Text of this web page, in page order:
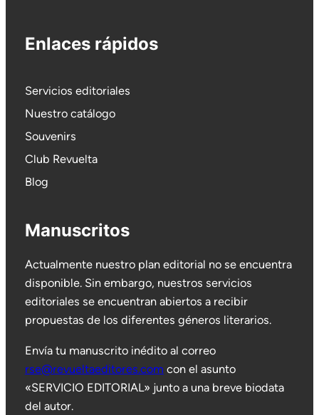
Enlaces rápidos
Servicios editoriales
Nuestro catálogo
Souvenirs
Club Revuelta
Blog
Manuscritos
Actualmente nuestro plan editorial no se encuentra
disponible. Sin embargo, nuestros servicios
editoriales se encuentran abiertos a recibir
propuestas de los diferentes géneros literarios.
Envía tu manuscrito inédito al correo
rse@revueltaeditores.com con el asunto
«SERVICIO EDITORIAL» junto a una breve biodata
del autor.